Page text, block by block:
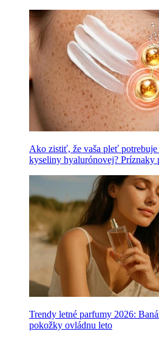
Ako zistiť, že vaša pleť
kyseliny hyalurónovej? Príznaky
Trendy letné parfumy 2026:
pokožky ovládnu leto